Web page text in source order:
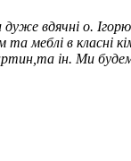
вдячні о.
та меблі в
ін. Ми